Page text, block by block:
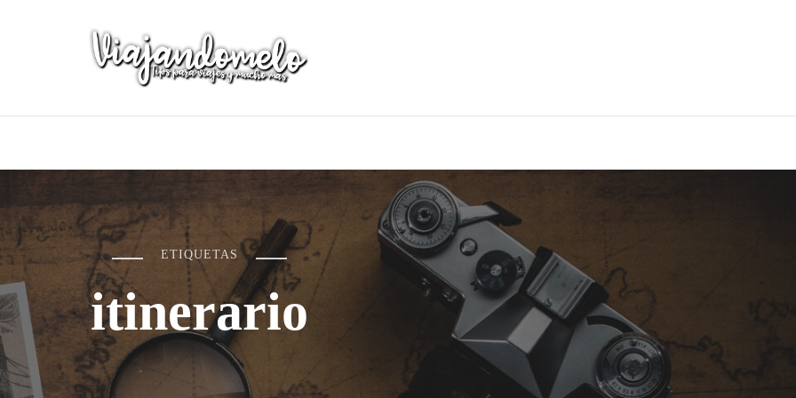
ETIQUETAS
itinerario